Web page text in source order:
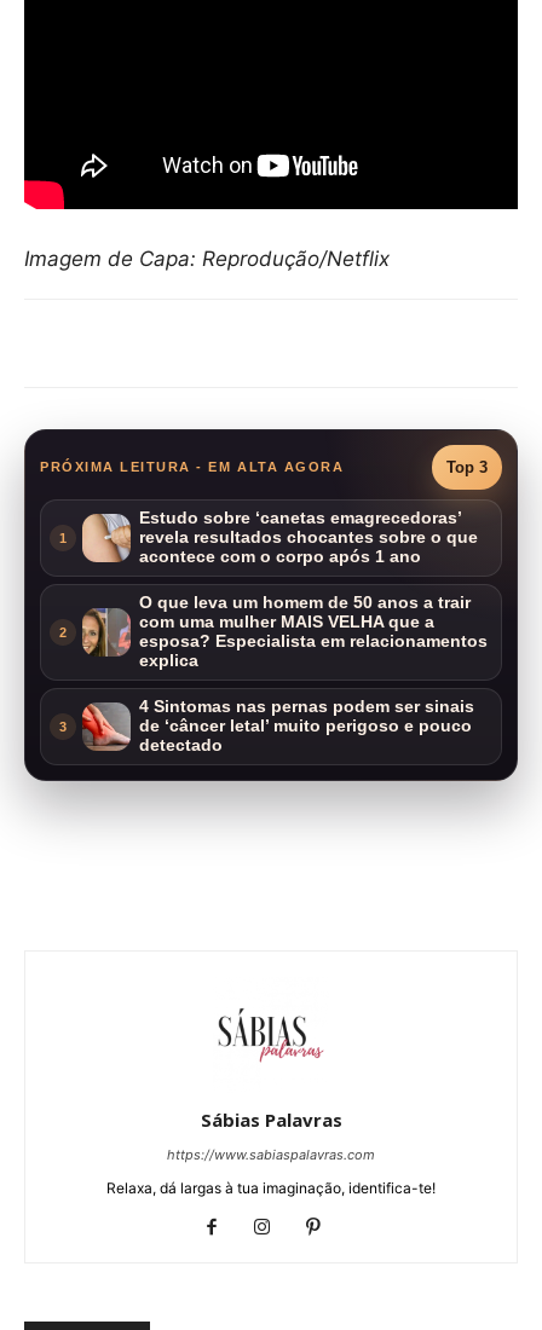
Imagem de Capa: Reprodução/Netflix
PRÓXIMA LEITURA - EM ALTA AGORA Top 3
1
Estudo sobre ‘canetas emagrecedoras’
revela resultados chocantes sobre o que
acontece com o corpo após 1 ano
2
O que leva um homem de 50 anos a trair
com uma mulher MAIS VELHA que a
esposa? Especialista em relacionamentos
explica
3
4 Sintomas nas pernas podem ser sinais
de ‘câncer letal’ muito perigoso e pouco
detectado
Sábias Palavras
https://www.sabiaspalavras.com
Relaxa, dá largas à tua imaginação, identifica-te!